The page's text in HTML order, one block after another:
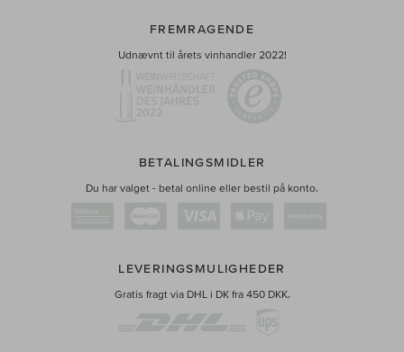
FREMRAGENDE
Udnævnt til årets vinhandler 2022!
BETALINGSMIDLER
Du har valget - betal online eller bestil på konto.
LEVERINGSMULIGHEDER
Gratis fragt via DHL i DK fra 450 DKK.